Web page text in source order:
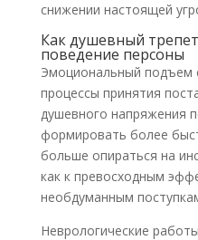
снижении настоящей
Как душевный
поведение персоны
Эмоциональный подъем
процессы принятия
душевного напряжения
формировать более
больше опираться на
как к превосходным
необдуманным
Неврологические